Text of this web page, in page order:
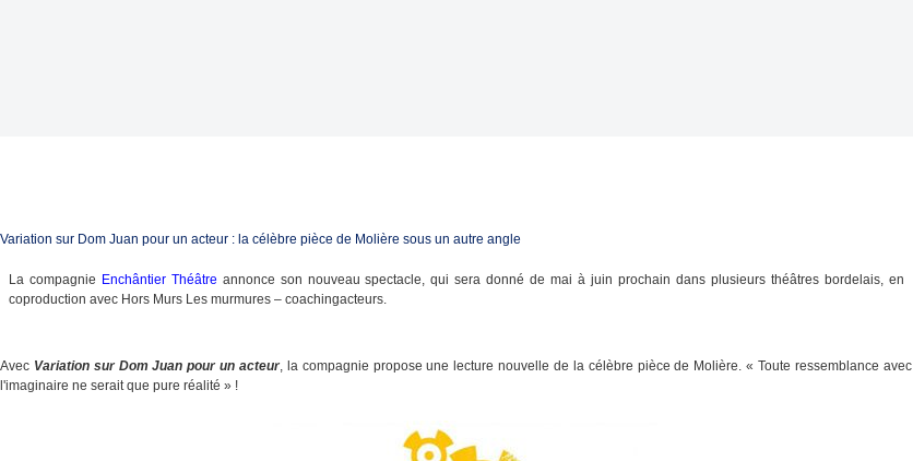
Variation sur Dom Juan pour un acteur : la célèbre pièce de Molière sous un autre angle
La compagnie Enchântier Théâtre annonce son nouveau spectacle, qui sera donné de mai à juin prochain dans plusieurs théâtres bordelais, en
coproduction avec Hors Murs Les murmures – coachingacteurs.
Avec Variation sur Dom Juan pour un acteur, la compagnie propose une lecture nouvelle de la célèbre pièce de Molière. « Toute ressemblance avec
l'imaginaire ne serait que pure réalité » !